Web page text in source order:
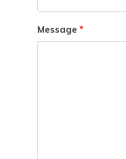
Message